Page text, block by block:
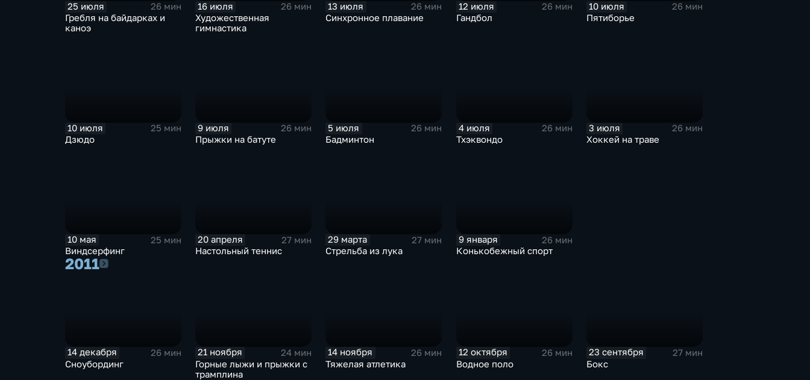
25 июля
26 мин
Гребля на байдарках и
каноэ
16 июля
26 мин
Художественная
гимнастика
13 июля
26 мин
Синхронное плавание
12 июля
26 мин
Гандбол
10 июля
26 мин
Пятиборье
10 июля
25 мин
Дзюдо
9 июля
26 мин
Прыжки на батуте
5 июля
26 мин
Бадминтон
4 июля
26 мин
Тхэквондо
3 июля
26 мин
Хоккей на траве
10 мая
25 мин
Виндсерфинг
20 апреля
27 мин
Настольный теннис
29 марта
27 мин
Стрельба из лука
9 января
26 мин
Конькобежный спорт
20112011
14 декабря
26 мин
Сноубординг
21 ноября
24 мин
Горные лыжи и прыжки с
трамплина
14 ноября
26 мин
Тяжелая атлетика
12 октября
26 мин
Водное поло
23 сентября
27 мин
Бокс